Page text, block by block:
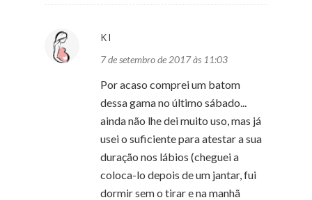
KI
7 de setembro de 2017 às 11:03
Por acaso comprei um batom
dessa gama no último sábado...
ainda não lhe dei muito uso, mas já
usei o suficiente para atestar a sua
duração nos lábios (cheguei a
coloca-lo depois de um jantar, fui
dormir sem o tirar e na manhã